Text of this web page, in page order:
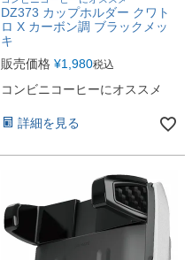
DZ373 カップホルダー クワト
ロ X カーボン調 ブラックメッ
キ
販売価格 ¥1,980税込
コンビニコーヒーにオススメ
詳細を見る